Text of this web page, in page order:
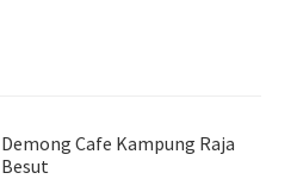
Demong Cafe Kampung Raja
Besut